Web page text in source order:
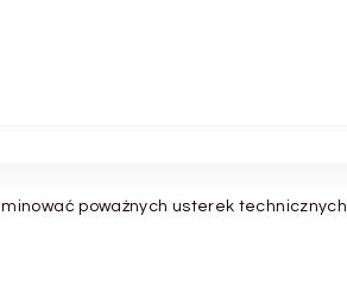
poważnych usterek technicznych